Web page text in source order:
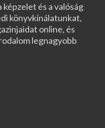
és a valóság
könyvkínálatunkat,
online, és
legnagyobb